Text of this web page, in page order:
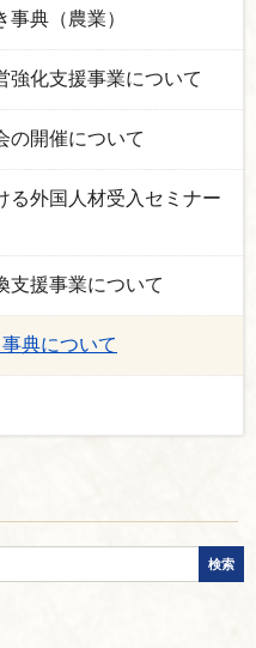
典（農業）
強化支援事業について
の開催について
る外国人材受入セミナー
支援事業について
典について